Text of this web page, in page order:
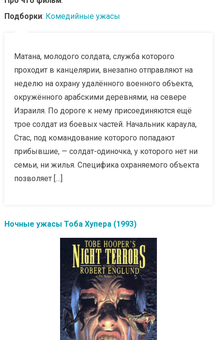
Подборки: Комедийные ужасы
Матана, молодого солдата, служба которого
проходит в канцелярии, внезапно отправляют на
неделю на охрану удалённого военного объекта,
окружённого арабскими деревнями, на севере
Израиля. По дороге к нему присоединяются ещё
трое солдат из боевых частей. Начальник караула,
Стас, под командование которого попадают
прибывшие, — солдат-одиночка, у которого нет ни
семьи, ни жилья. Специфика охраняемого объекта
позволяет […]
Ночные ужасы Тоба Хупера (1993)